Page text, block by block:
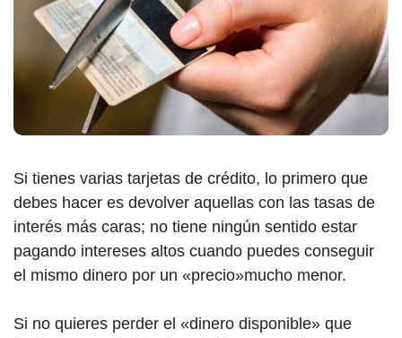
Si tienes varias tarjetas de crédito, lo primero que
debes hacer es devolver aquellas con las tasas de
interés más caras; no tiene ningún sentido estar
pagando intereses altos cuando puedes conseguir
el mismo dinero por un «precio»mucho menor.
Si no quieres perder el «dinero disponible» que